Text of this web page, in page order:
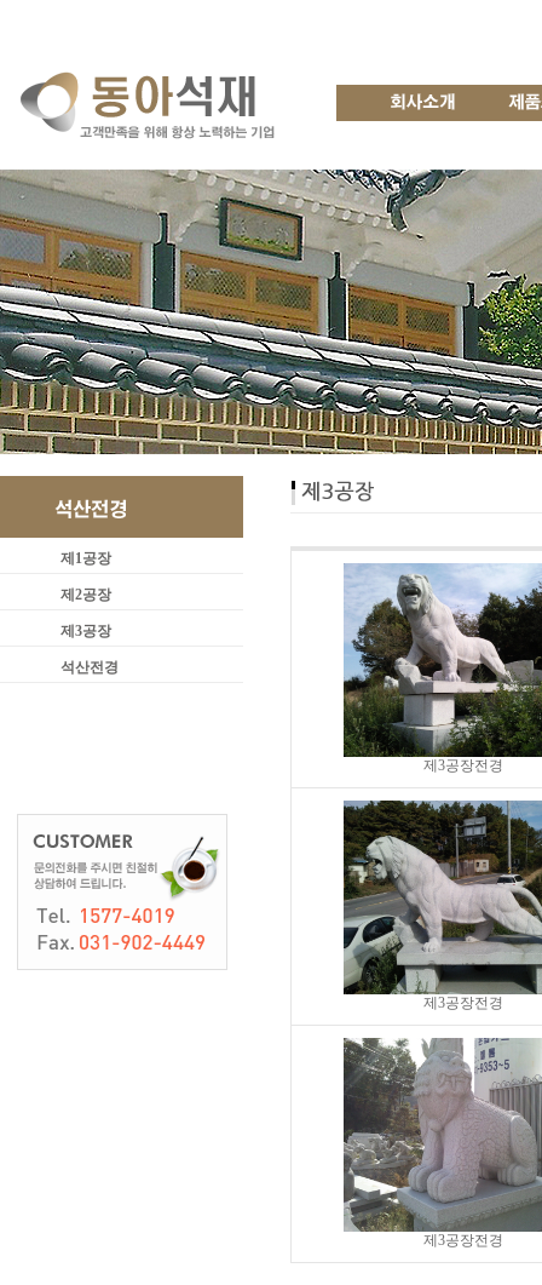
제1공장
제2공장
제3공장
석산전경
제3공장전경
제3공장전경
제3공장전경